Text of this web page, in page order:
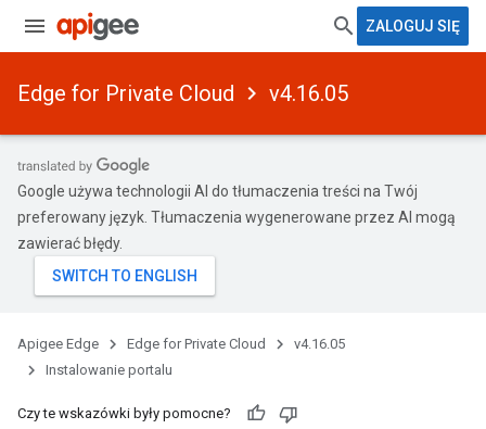
ZALOGUJ SIĘ
Edge for Private Cloud v4.16.05
Google używa technologii AI do tłumaczenia treści na Twój
preferowany język. Tłumaczenia wygenerowane przez AI mogą
zawierać błędy.
Apigee Edge Edge for Private Cloud
v4.16.05
Instalowanie portalu
Czy te wskazówki były pomocne?